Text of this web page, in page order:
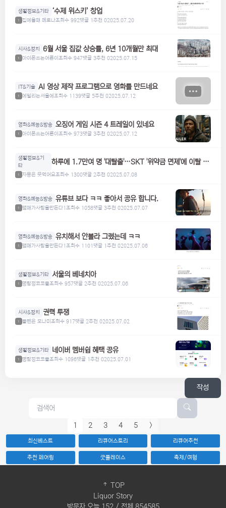
생활정보&기타 ‘수제 위스키’ 창업
1 집에올때 메로나조회수 992댓글 1추천 02025.07.20
시사&정치 6월 서울 집값 상승률, 6년 10개월만 최대
1 아이폰쓰는어른이 조회수 947댓글 3추천 02025.07.15
IT&기술 AI 영상 제작 프로그램으로 영화를 만드네요
1 에밀리는서울에 조회수 1139댓글 5추천 02025.07.12
영화&예능&방송 오징어 게임 시즌 4 트레일이 있네요
1 아이폰쓰는어른이 조회수 973댓글 3추천 02025.07.12
생활정보&기
타
하루에 1.7만여 명 '대탈출'…SKT '위약금 면제'에 이탈 급
1 자몽은 못먹어요조회수 1300댓글 2추천 02025.07.08
영화&예능&방송 유튜브 보다 ㅋㅋ 좋아서 공유 합니다.
1 맴매가사람을만든다1조회수 1058댓글 3추천 02025.07.07
영화&예능&방송 유치해서 안볼라 그랬는데 ㅋㅋ
1 맴매가사람을만든다1조회수 1101댓글 1추천 02025.07.06
생활정보&기타 서울의 베네치아
1 명탐정코코볼조회수 957댓글 2추천 02025.07.06
시사&정치 권력 투쟁
1 볼펜은 모나미 조회수 917댓글 2추천 02025.07.02
생활정보&기타 네이버 멤버쉽 혜택 공유
1 명탐정코코볼조회수 1096댓글 1추천 02025.07.01
작성
1 2 3 4 5 >
최신베스트 리큐어스토리 리큐어추천
추천 페어링 굿플레이스 축제/여행
Liquor Story
TOP
방문자 오늘 152 / 전체 854585